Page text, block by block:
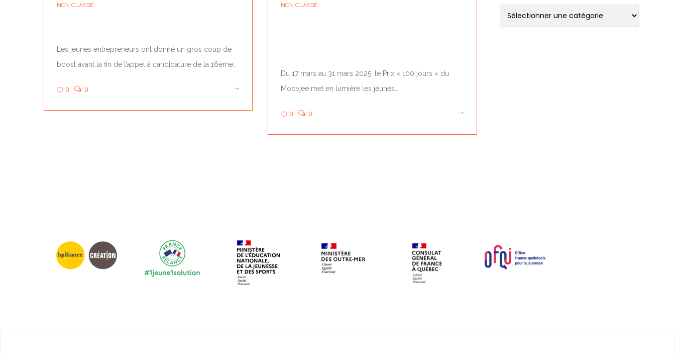
NON CLASSÉ
Les jeunes entrepreneurs ont donné un gros coup de
boost avant la fin de l’appel à candidature de la 16ème…
0 0
NON CLASSÉ
Du 17 mars au 31 mars 2025, le Prix « 100 jours » du
Moovjee met en lumière les jeunes…
0 0